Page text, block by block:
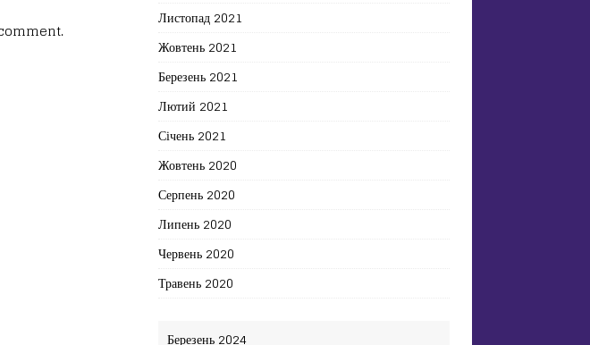
Листопад 2021
Жовтень 2021
Березень 2021
Лютий 2021
Січень 2021
Жовтень 2020
Серпень 2020
Липень 2020
Червень 2020
Травень 2020
Березень 2024